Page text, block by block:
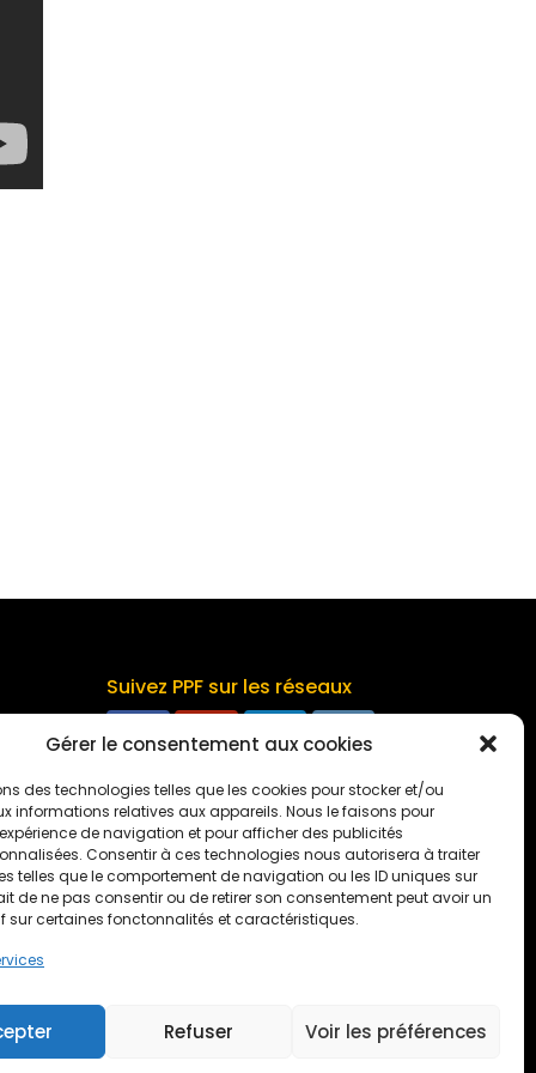
Gérer le consentement aux cookies
des technologies telles que les cookies pour stocker et/ou
informations relatives aux appareils. Nous le faisons pour
de navigation et pour afficher des publicités
Consentir à ces technologies nous autorisera à traiter
telles que le comportement de navigation ou les ID uniques sur
de ne pas consentir ou de retirer son consentement peut avoir un
sur certaines fonctonnalités et caractéristiques.
Refuser Voir les préférences
Suivez PPF sur les réseaux
Vous aimez notre franchise ?
Votez pourPPF